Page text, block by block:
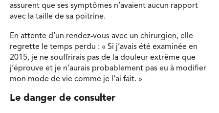
assurent que ses symptômes n’avaient aucun rapport
avec la taille de sa poitrine.
En attente d’un rendez-vous avec un chirurgien, elle
regrette le temps perdu : « Si j’avais été examinée en
2015, je ne souffrirais pas de la douleur extrême que
j’éprouve et je n’aurais probablement pas eu à modifier
mon mode de vie comme je l’ai fait. »
Le danger de consulter